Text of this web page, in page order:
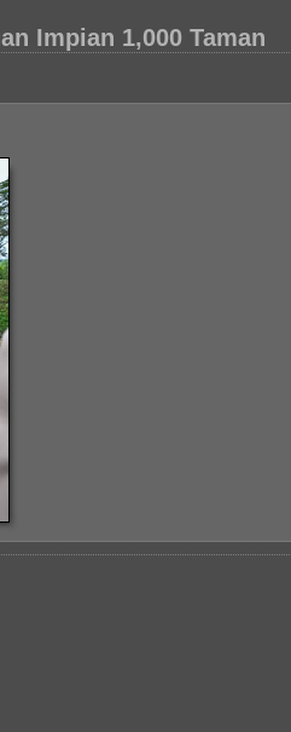
Impian 1,000 Taman